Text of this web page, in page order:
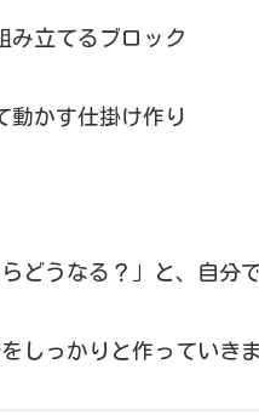
立てるブロック
かす仕掛け作り
どうなる？」と、自分
しっかりと作っていきま